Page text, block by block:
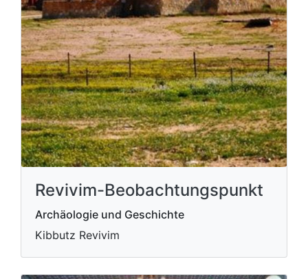
Revivim-Beobachtungspunkt
Archäologie und Geschichte
Kibbutz Revivim